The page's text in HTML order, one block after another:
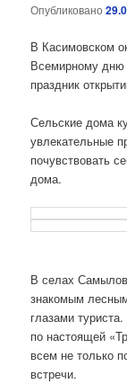
Опубликовано
В Касимовском
Всемирному дню
праздник
Сельские дома
увлекательные
почувствовать
дома.
В селах
знакомым
глазами
по настоящей
всем не только
встречи.